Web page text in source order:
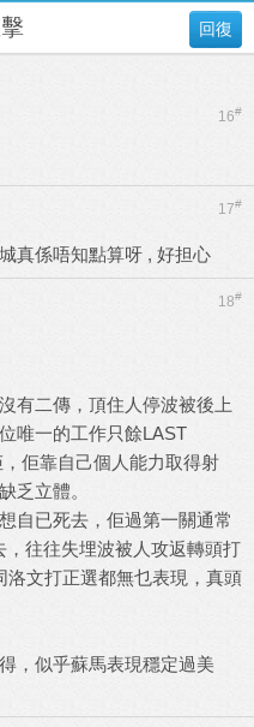
回復
16#
17#
真係唔知點算呀 , 好担心
18#
有二傳，頂住人停波被後上
唯一的工作只餘LAST
佢靠自己個人能力取得射
乏立體。
自已死去，佢過第一關通常
往往失埋波被人攻返轉頭打
文打正選都無乜表現，真頭
，似乎蘇馬表現穩定過美